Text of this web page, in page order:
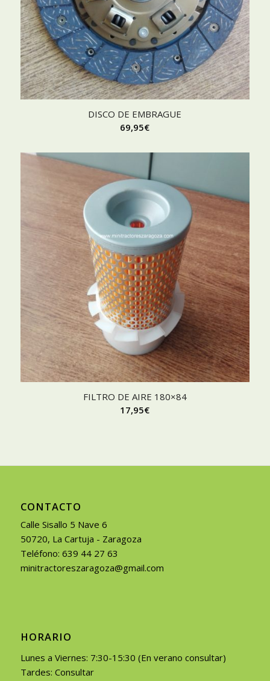
DISCO DE EMBRAGUE
69,95€
FILTRO DE AIRE 180×84
17,95€
CONTACTO
Calle Sisallo 5 Nave 6
50720, La Cartuja - Zaragoza
Teléfono: 639 44 27 63
minitractoreszaragoza@gmail.com
HORARIO
Lunes a Viernes: 7:30-15:30 (En verano consultar)
Tardes: Consultar